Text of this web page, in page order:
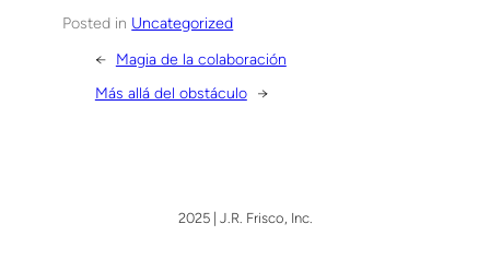
Posted in Uncategorized
← Magia de la colaboración
Más allá del obstáculo →
2025 | J.R. Frisco, Inc.